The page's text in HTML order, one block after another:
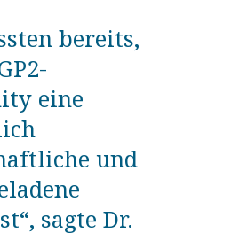
bereits,
eine
und
sagte Dr.